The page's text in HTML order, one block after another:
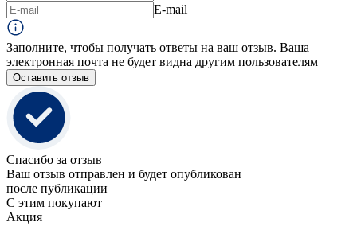
E-mail
Заполните, чтобы получать ответы на ваш отзыв. Ваша
электронная почта не будет видна другим пользователям
Оставить отзыв
Спасибо за отзыв
Ваш отзыв отправлен и будет опубликован
после публикации
С этим покупают
Акция